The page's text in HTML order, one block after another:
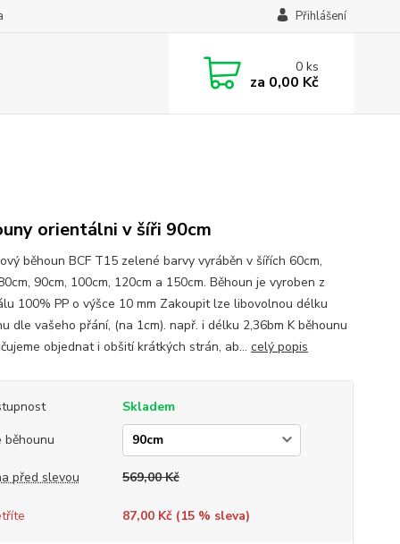
Přihlášení
0ks
za 0,00 Kč
orientálni v šíři 90cm
běhoun BCF T15 zelené barvy vyráběn v šířích 60cm,
90cm, 100cm, 120cm a 150cm. Běhoun je vyroben z
100% PP o výšce 10 mm Zakoupit lze libovolnou délku
dle vašeho přání, (na 1cm). např. i délku 2,36bm K běhounu
objednat i obšití krátkých strán, ab... celý popis
Skladem
běhounu
před slevou 569,00 Kč
87,00 Kč (15% sleva)